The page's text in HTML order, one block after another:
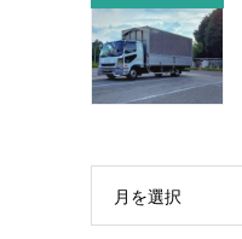
月を選択